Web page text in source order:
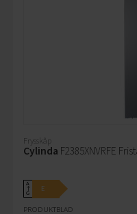
Frysskåp
Cylinda F2385XNVRFE
A
↑
G
E
PRODUKTBLAD